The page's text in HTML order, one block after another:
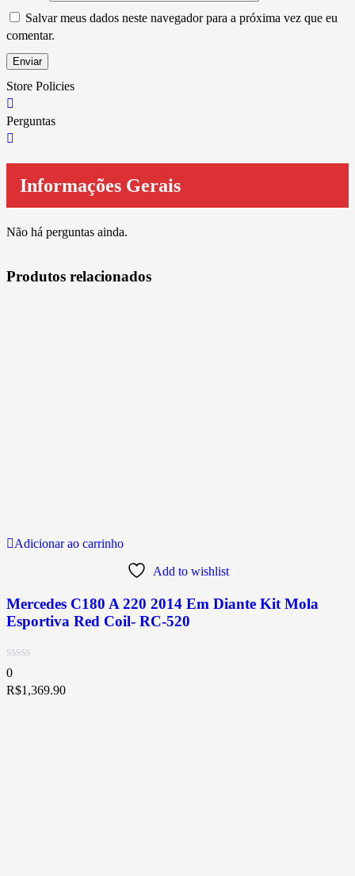
Salvar meus dados neste navegador para a próxima vez que eu
comentar.
Store Policies
Perguntas
Informações Gerais
Não há perguntas ainda.
Produtos relacionados
Adicionar ao carrinho
Add to wishlist
Mercedes C180 A 220 2014 Em Diante Kit Mola
Esportiva Red Coil- RC-520
0
R$1,369.90